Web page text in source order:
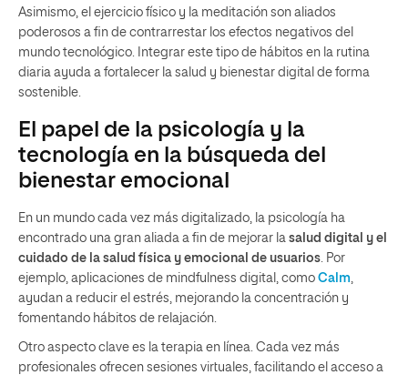
Asimismo, el ejercicio físico y la meditación son aliados
poderosos a fin de contrarrestar los efectos negativos del
mundo tecnológico. Integrar este tipo de hábitos en la rutina
diaria ayuda a fortalecer la salud y bienestar digital de forma
sostenible.
El papel de la psicología y la
tecnología en la búsqueda del
bienestar emocional
En un mundo cada vez más digitalizado, la psicología ha
encontrado una gran aliada a fin de mejorar la salud digital y el
cuidado de la salud física y emocional de usuarios. Por
ejemplo, aplicaciones de mindfulness digital, como Calm,
ayudan a reducir el estrés, mejorando la concentración y
fomentando hábitos de relajación.
Otro aspecto clave es la terapia en línea. Cada vez más
profesionales ofrecen sesiones virtuales, facilitando el acceso a